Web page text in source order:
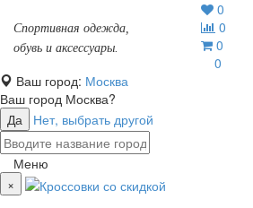
Спортивная одежда,
обувь и аксессуары.
0
0
0
0
Ваш город: Москва
Ваш город Москва?
Да
Нет, выбрать другой
Меню
×